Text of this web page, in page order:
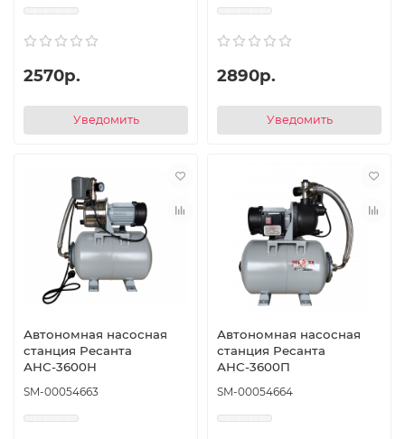
2570р.
Уведомить
2890р.
Уведомить
Автономная насосная
станция Ресанта
АНС-3600Н
SM-00054663
Автономная насосная
станция Ресанта
АНС-3600П
SM-00054664